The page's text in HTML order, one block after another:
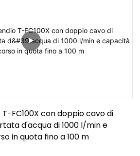
FC100X con doppio cavo di
d'acqua di 1000 l/min e
in quota fino a 100 m